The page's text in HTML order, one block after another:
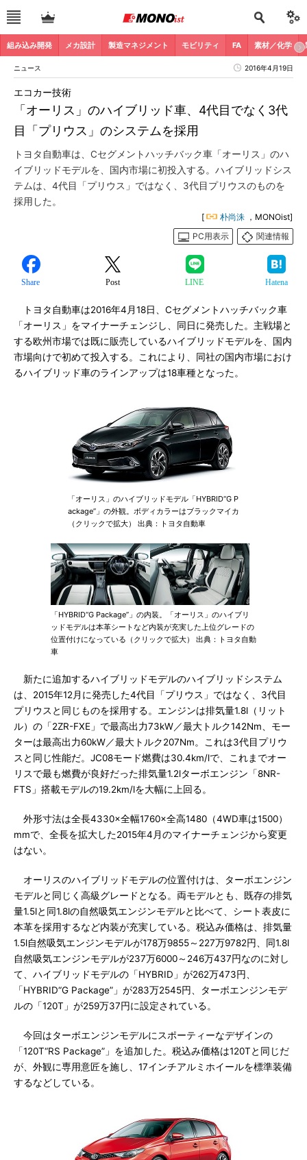
組み込み開発 メカ設計 製造マネジメント モビリティ FA 素材／化学
ニュース 2016年4月19日
「オーリス」のハイブリッド車、4代目でなく3代
目「プリウス」のシステムを採用
エコカー技術
トヨタ自動車は、Cセグメントハッチバック車「オーリス」のハ
イブリッドモデルを、国内市場に初投入する。ハイブリッドシス
テムは、4代目「プリウス」ではなく、3代目プリウスのものを
採用した。
[ 朴尚洙 ，MONOist]
PC用表示
関連情報
Share Post LINE Hatena
トヨタ自動車は2016年4月18日、Cセグメントハッチバック車
「オーリス」をマイナーチェンジし、同日に発売した。主戦場と
する欧州市場では既に販売しているハイブリッドモデルを、国内
市場向けで初めて投入する。これにより、同社の国内市場におけ
るハイブリッド車のラインアップは18車種となった。
「オーリス」のハイブリッドモデル「HYBRID“G P
ackage”」の外観。ボディカラーはブラックマイカ
（クリックで拡大） 出典：トヨタ自動車
「HYBRID“G Package”」の内装。「オーリス」のハイブリ
ッドモデルは本革シートなど内装が充実した上位グレードの
位置付けになっている（クリックで拡大） 出典：トヨタ自動
車
新たに追加するハイブリッドモデルのハイブリッドシステム
は、2015年12月に発売した4代目「プリウス」ではなく、3代目
プリウスと同じものを採用する。エンジンは排気量1.8l（リット
ル）の「2ZR-FXE」で最高出力73kW／最大トルク142Nm、モー
ターは最高出力60kW／最大トルク207Nm。これは3代目プリウ
スと同じ性能だ。JC08モード燃費は30.4km/lで、これまでオー
リスで最も燃費が良好だった排気量1.2lターボエンジン「8NR-
FTS」搭載モデルの19.2km/lを大幅に上回る。
外形寸法は全長4330×全幅1760×全高1480（4WD車は1500）
mmで、全長を拡大した2015年4月のマイナーチェンジから変更
はない。
オーリスのハイブリッドモデルの位置付けは、ターボエンジン
モデルと同じく高級グレードとなる。両モデルとも、既存の排気
量1.5lと同1.8lの自然吸気エンジンモデルと比べて、シート表皮に
本革を採用するなど内装が充実している。税込み価格は、排気量
1.5l自然吸気エンジンモデルが178万9855～227万9782円、同1.8l
自然吸気エンジンモデルが237万6000～246万437円なのに対し
て、ハイブリッドモデルの「HYBRID」が262万473円、
「HYBRID“G Package”」が283万2545円、ターボエンジンモデ
ルの「120T」が259万37円に設定されている。
今回はターボエンジンモデルにスポーティーなデザインの
「120T“RS Package”」を追加した。税込み価格は120Tと同じだ
が、外観に専用意匠を施し、17インチアルミホイールを標準装備
するなどしている。